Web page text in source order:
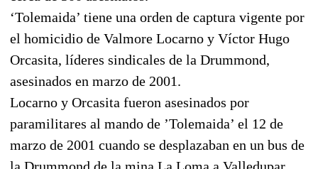
‘Tolemaida’ tiene una orden de captura vigente por
el homicidio de Valmore Locarno y Víctor Hugo
Orcasita, líderes sindicales de la Drummond,
asesinados en marzo de 2001.
Locarno y Orcasita fueron asesinados por
paramilitares al mando de ’Tolemaida’ el 12 de
marzo de 2001 cuando se desplazaban en un bus de